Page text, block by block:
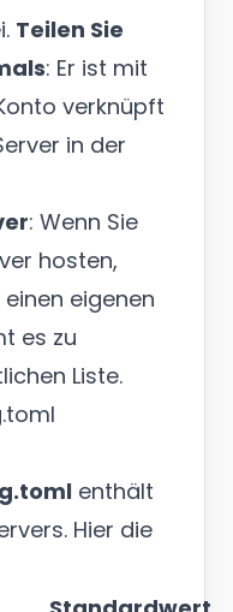
Teilen Sie
: Er ist mit
verknüpft
in der
: Wenn Sie
hosten,
eigenen
es zu
Liste.
enthält
Hier die